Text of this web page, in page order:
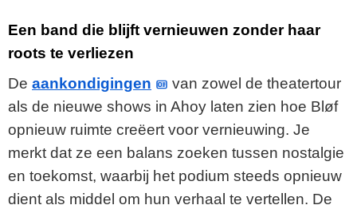
Een band die blijft vernieuwen zonder haar
roots te verliezen
De aankondigingen
van zowel de theatertour
als de nieuwe shows in Ahoy laten zien hoe Bløf
opnieuw ruimte creëert voor vernieuwing. Je
merkt dat ze een balans zoeken tussen nostalgie
en toekomst, waarbij het podium steeds opnieuw
dient als middel om hun verhaal te vertellen. De